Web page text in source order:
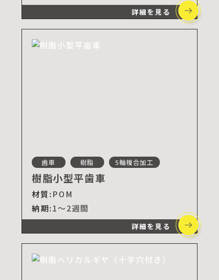
詳細を見る
歯車 樹脂 5軸複合加工
樹脂小型平歯車
材質: POM
納期:1～2週間
詳細を見る